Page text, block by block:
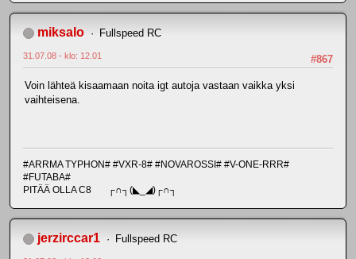
miksalo Fullspeed RC
#867
31.07.08 - klo: 12.01
Voin lähteä kisaamaan noita igt autoja vastaan vaikka yksi
vaihteisena.
#ARRMA TYPHON# #VXR-8# #NOVAROSSI# #V-ONE-RRR#
#FUTABA#
PITÄÄ OLLA C8 ┌∩┐(◣_◢)┌∩┐
jerzirccar1 Fullspeed RC